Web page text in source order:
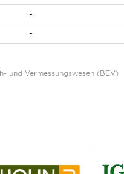
-
-
und Vermessungswesen (BEV)